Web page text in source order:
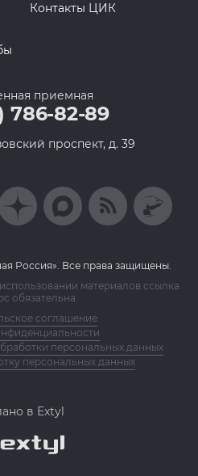
Контакты ЦИК
приемная
786-82-89
проспект, д. 39
Россия». Все права защищены.
материалов ссылка
обязательна
соглашение
персональных данных
персональных данных
в Extyl